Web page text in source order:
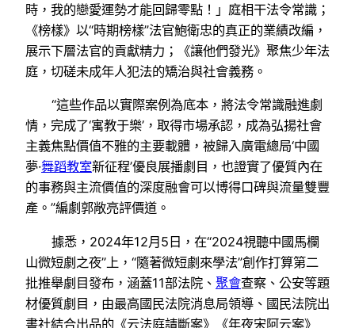
時，我的戀愛運勢才能回歸零點！」庭相干法令常識；
《榜樣》以“時期榜樣”法官鮑衛忠的真正的業績改編，
展示下層法官的貢獻精力；《讓他們發光》聚焦少年法
庭，切磋未成年人犯法的矯治與社會義務。
“這些作品以實際案例為底本，將法令常識融進劇
情，完成了‘寓教于樂’，取得市場承認，成為弘揚社會
主義焦點價值不雅的主要載體，被歸入廣電總局‘中國
夢·舞蹈教室新征程’優良展播劇目，也證實了優質內在
的事務與主流價值的深度融會可以博得口碑與流量雙豐
產。”編劇郭敞亮評價道。
據悉，2024年12月5日，在“2024視聽中國馬欄
山微短劇之夜”上，“隨著微短劇來學法”創作打算第二
批推舉劇目發布，涵蓋11部法院、 聚會查察、公安等題
材優質劇目，由最高國民法院消息局領導、國民法院出
書社結合出品的《云法庭請斷案》《年夜宋阿云案》